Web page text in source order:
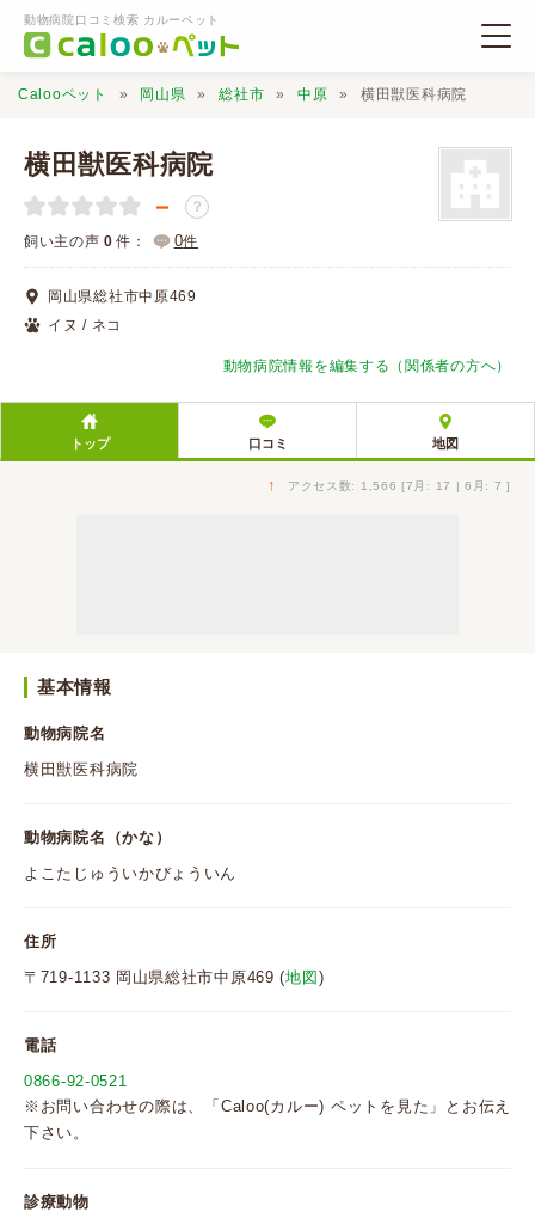
動物病院口コミ検索 カルーペット
動物病院検索
口コミ検索
口コミ投稿
Calooペット 岡山県 総社市 中原 横田獣医科病院
横田獣医科病院
－ ？
飼い主の声 0 件： 0件
岡山県総社市中原469
イヌ / ネコ
動物病院情報を編集する（関係者の方へ）
トップ 口コミ 地図
↑ アクセス数: 1,566 [7月: 17 | 6月: 7 ]
基本情報
動物病院名
横田獣医科病院
動物病院名（かな）
よこたじゅういかびょういん
住所
〒719-1133 岡山県総社市中原469 (地図 )
電話
0866-92-0521
※お問い合わせの際は、「Caloo(カルー) ペットを見た」とお伝え
下さい。
診療動物